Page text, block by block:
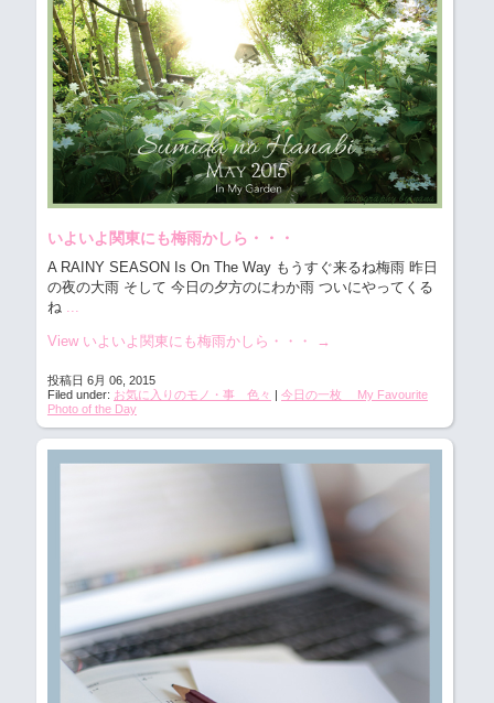
いよいよ関東にも梅雨かしら・・・
A RAINY SEASON Is On The Way もうすぐ来るね梅雨 昨日
の夜の大雨 そして 今日の夕方のにわか雨 ついにやってくる
ね ...
View いよいよ関東にも梅雨かしら・・・ →
投稿日 6月 06, 2015
Filed under: お気に入りのモノ・事 色々
今日の一枚 My Favourite
Photo of the Day